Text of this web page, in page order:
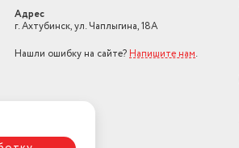
Адрес
г. Ахтубинск, ул. Чаплыгина, 18А
Нашли ошибку на сайте? Напишите нам.